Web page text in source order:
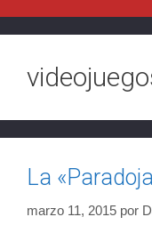
La
marzo 11, 2015 por